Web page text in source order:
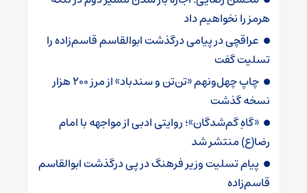
هرمز را نخواهیم داد
عراقچی در پیامی درگذشت ابوالقاسم قاسم‌زاده را
تسلیت گفت
چاپ چهل‌ونهم «تن‌تن و سندباد» از مرز ۲۰۰ هزار
نسخه گذشت
«گاهِ گم‌شدگان»؛ روایتی ادبی از مواجهه با امام
رضا(ع) منتشر شد
پیام تسلیت وزیر فرهنگ در پی درگذشت ابوالقاسم
قاسم‌زاده